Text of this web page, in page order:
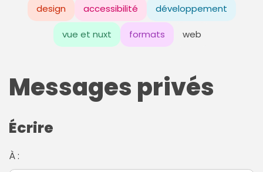
design accessibilité développement
vue et nuxt formats web
Messages privés
Écrire
À :